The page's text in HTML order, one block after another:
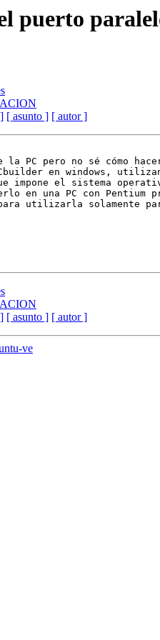
puerto
[ asunto ] [ autor ]
PC pero no sé cómo
en windows,
impone el sistema
en una PC con Pentium
utilizarla solamente
[ asunto ] [ autor ]
ve